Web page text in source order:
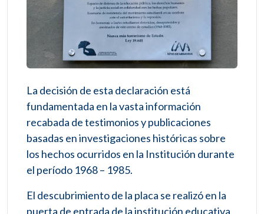
La decisión de esta declaración está
fundamentada en la vasta información
recabada de testimonios y publicaciones
basadas en investigaciones históricas sobre
los hechos ocurridos en la Institución durante
el período 1968 – 1985.
El descubrimiento de la placa se realizó en la
puerta de entrada de la institución educativa